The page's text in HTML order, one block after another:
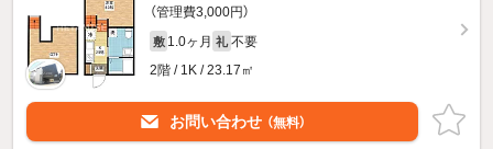
（管理費3,000円）
敷 1.0ヶ月 礼 不要
2階 / 1K / 23.17㎡
お問い合わせ （無料）